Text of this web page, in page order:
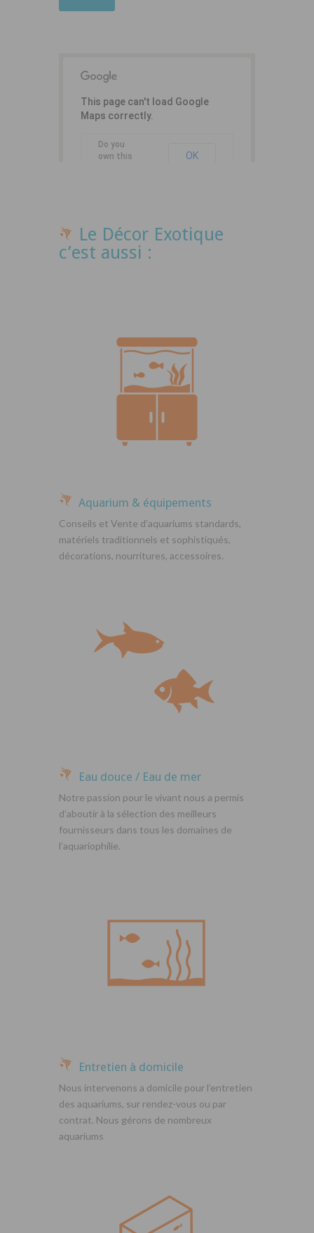
This page can't load Google
Maps correctly.
Do you
own this
OK
Le Décor Exotique
c’est aussi :
Aquarium & équipements
Conseils et Vente d’aquariums standards,
matériels traditionnels et sophistiqués,
décorations, nourritures, accessoires.
Eau douce / Eau de mer
Notre passion pour le vivant nous a permis
d’aboutir à la sélection des meilleurs
fournisseurs dans tous les domaines de
l’aquariophilie.
Entretien à domicile
Nous intervenons a domicile pour l’entretien
des aquariums, sur rendez-vous ou par
contrat. Nous gérons de nombreux
aquariums